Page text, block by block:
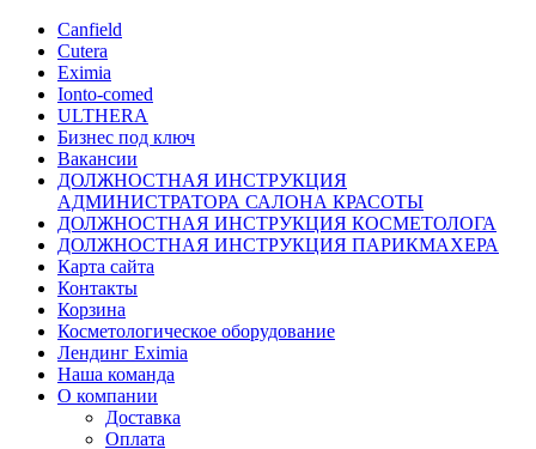
Canfield
Cutera
Eximia
Ionto-comed
ULTHERA
Бизнес под ключ
Вакансии
ДОЛЖНОСТНАЯ ИНСТРУКЦИЯ
АДМИНИСТРАТОРА САЛОНА КРАСОТЫ
ДОЛЖНОСТНАЯ ИНСТРУКЦИЯ КОСМЕТОЛОГА
ДОЛЖНОСТНАЯ ИНСТРУКЦИЯ ПАРИКМАХЕРА
Карта сайта
Контакты
Корзина
Косметологическое оборудование
Лендинг Eximia
Наша команда
О компании
Доставка
Оплата